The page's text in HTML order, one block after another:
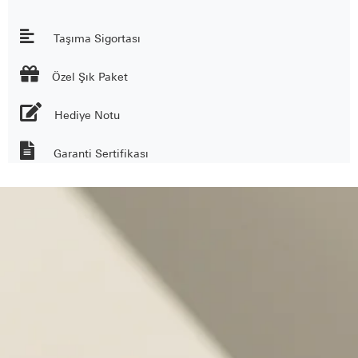
Taşıma Sigortası
 Özel Şık Paket
Hediye Notu
Garanti Sertifikası